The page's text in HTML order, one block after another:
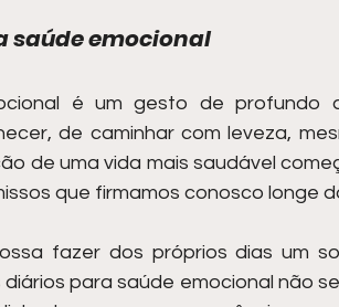
saúde emocional
é um gesto de profundo
de caminhar com leveza,
de uma vida mais saudável
que firmamos conosco longe
fazer dos próprios dias um
para saúde emocional não